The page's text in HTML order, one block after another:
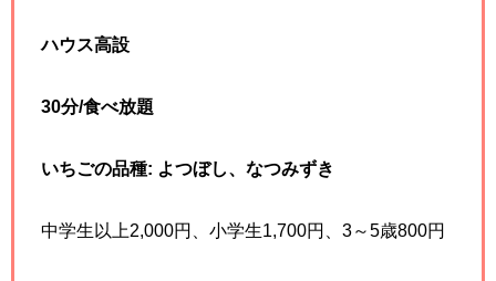
ハウス高設
30分/食べ放題
いちごの品種: よつぼし、なつみずき
中学生以上2,000円、小学生1,700円、3～5歳800円